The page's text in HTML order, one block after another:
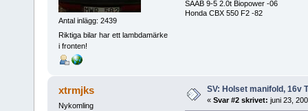
Antal inlägg: 2439
Riktiga bilar har ett lambdamärke
i fronten!
SAAB 9-5 2.0t Biopower -06
Honda CBX 550 F2 -82
xtrmjks
Nykomling
SV: Holset manifold, 16v
« Svar #2 skrivet: juni 23,